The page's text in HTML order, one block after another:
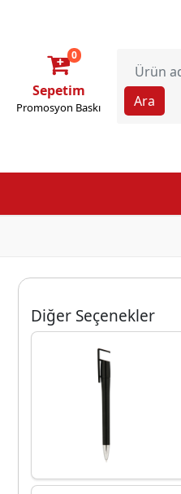
Sepetim
0
Promosyon Baskı
Diğer Seçenekler